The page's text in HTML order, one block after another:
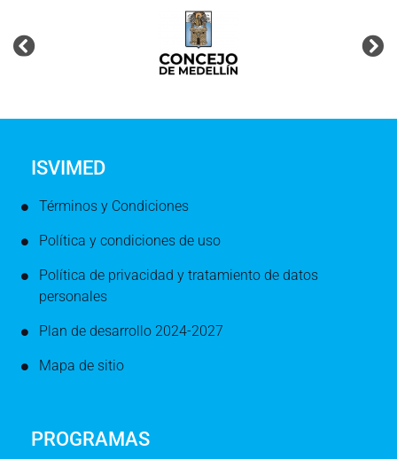
ISVIMED
Términos y Condiciones
Política y condiciones de uso
Política de privacidad y tratamiento de datos
personales
Plan de desarrollo 2024-2027
Mapa de sitio
PROGRAMAS